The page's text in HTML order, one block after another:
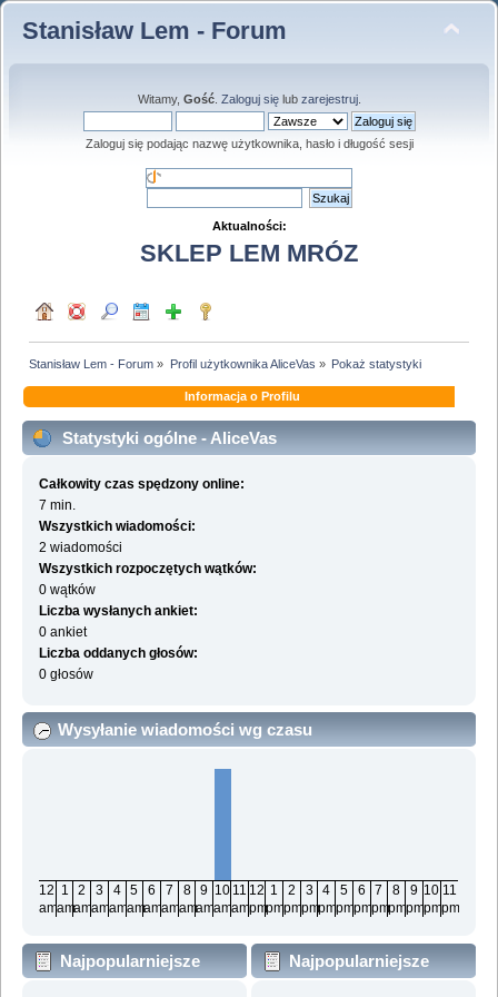
Stanisław Lem - Forum
Witamy, Gość. Zaloguj sięlub zarejestruj.
Zaloguj się podając nazwę użytkownika, hasło i długość sesji
Aktualności:
SKLEP LEM MRÓZ
Stanisław Lem - Forum » Profil użytkownika AliceVas » Pokaż statystyki
Informacja o Profilu
Statystyki ogólne - AliceVas
Całkowity czas spędzony online:
7 min.
Wszystkich wiadomości:
2 wiadomości
Wszystkich rozpoczętych wątków:
0 wątków
Liczba wysłanych ankiet:
0 ankiet
Liczba oddanych głosów:
0 głosów
Wysyłanie wiadomości wg czasu
12
am
1
am
2
am
3
am
4
am
5
am
6
am
7
am
8
am
9
am
10
am
11
am
12
pm
1
pm
2
pm
3
pm
4
pm
5
pm
6
pm
7
pm
8
pm
9
pm
10
pm
11
pm
Najpopularniejsze
Najpopularniejsze